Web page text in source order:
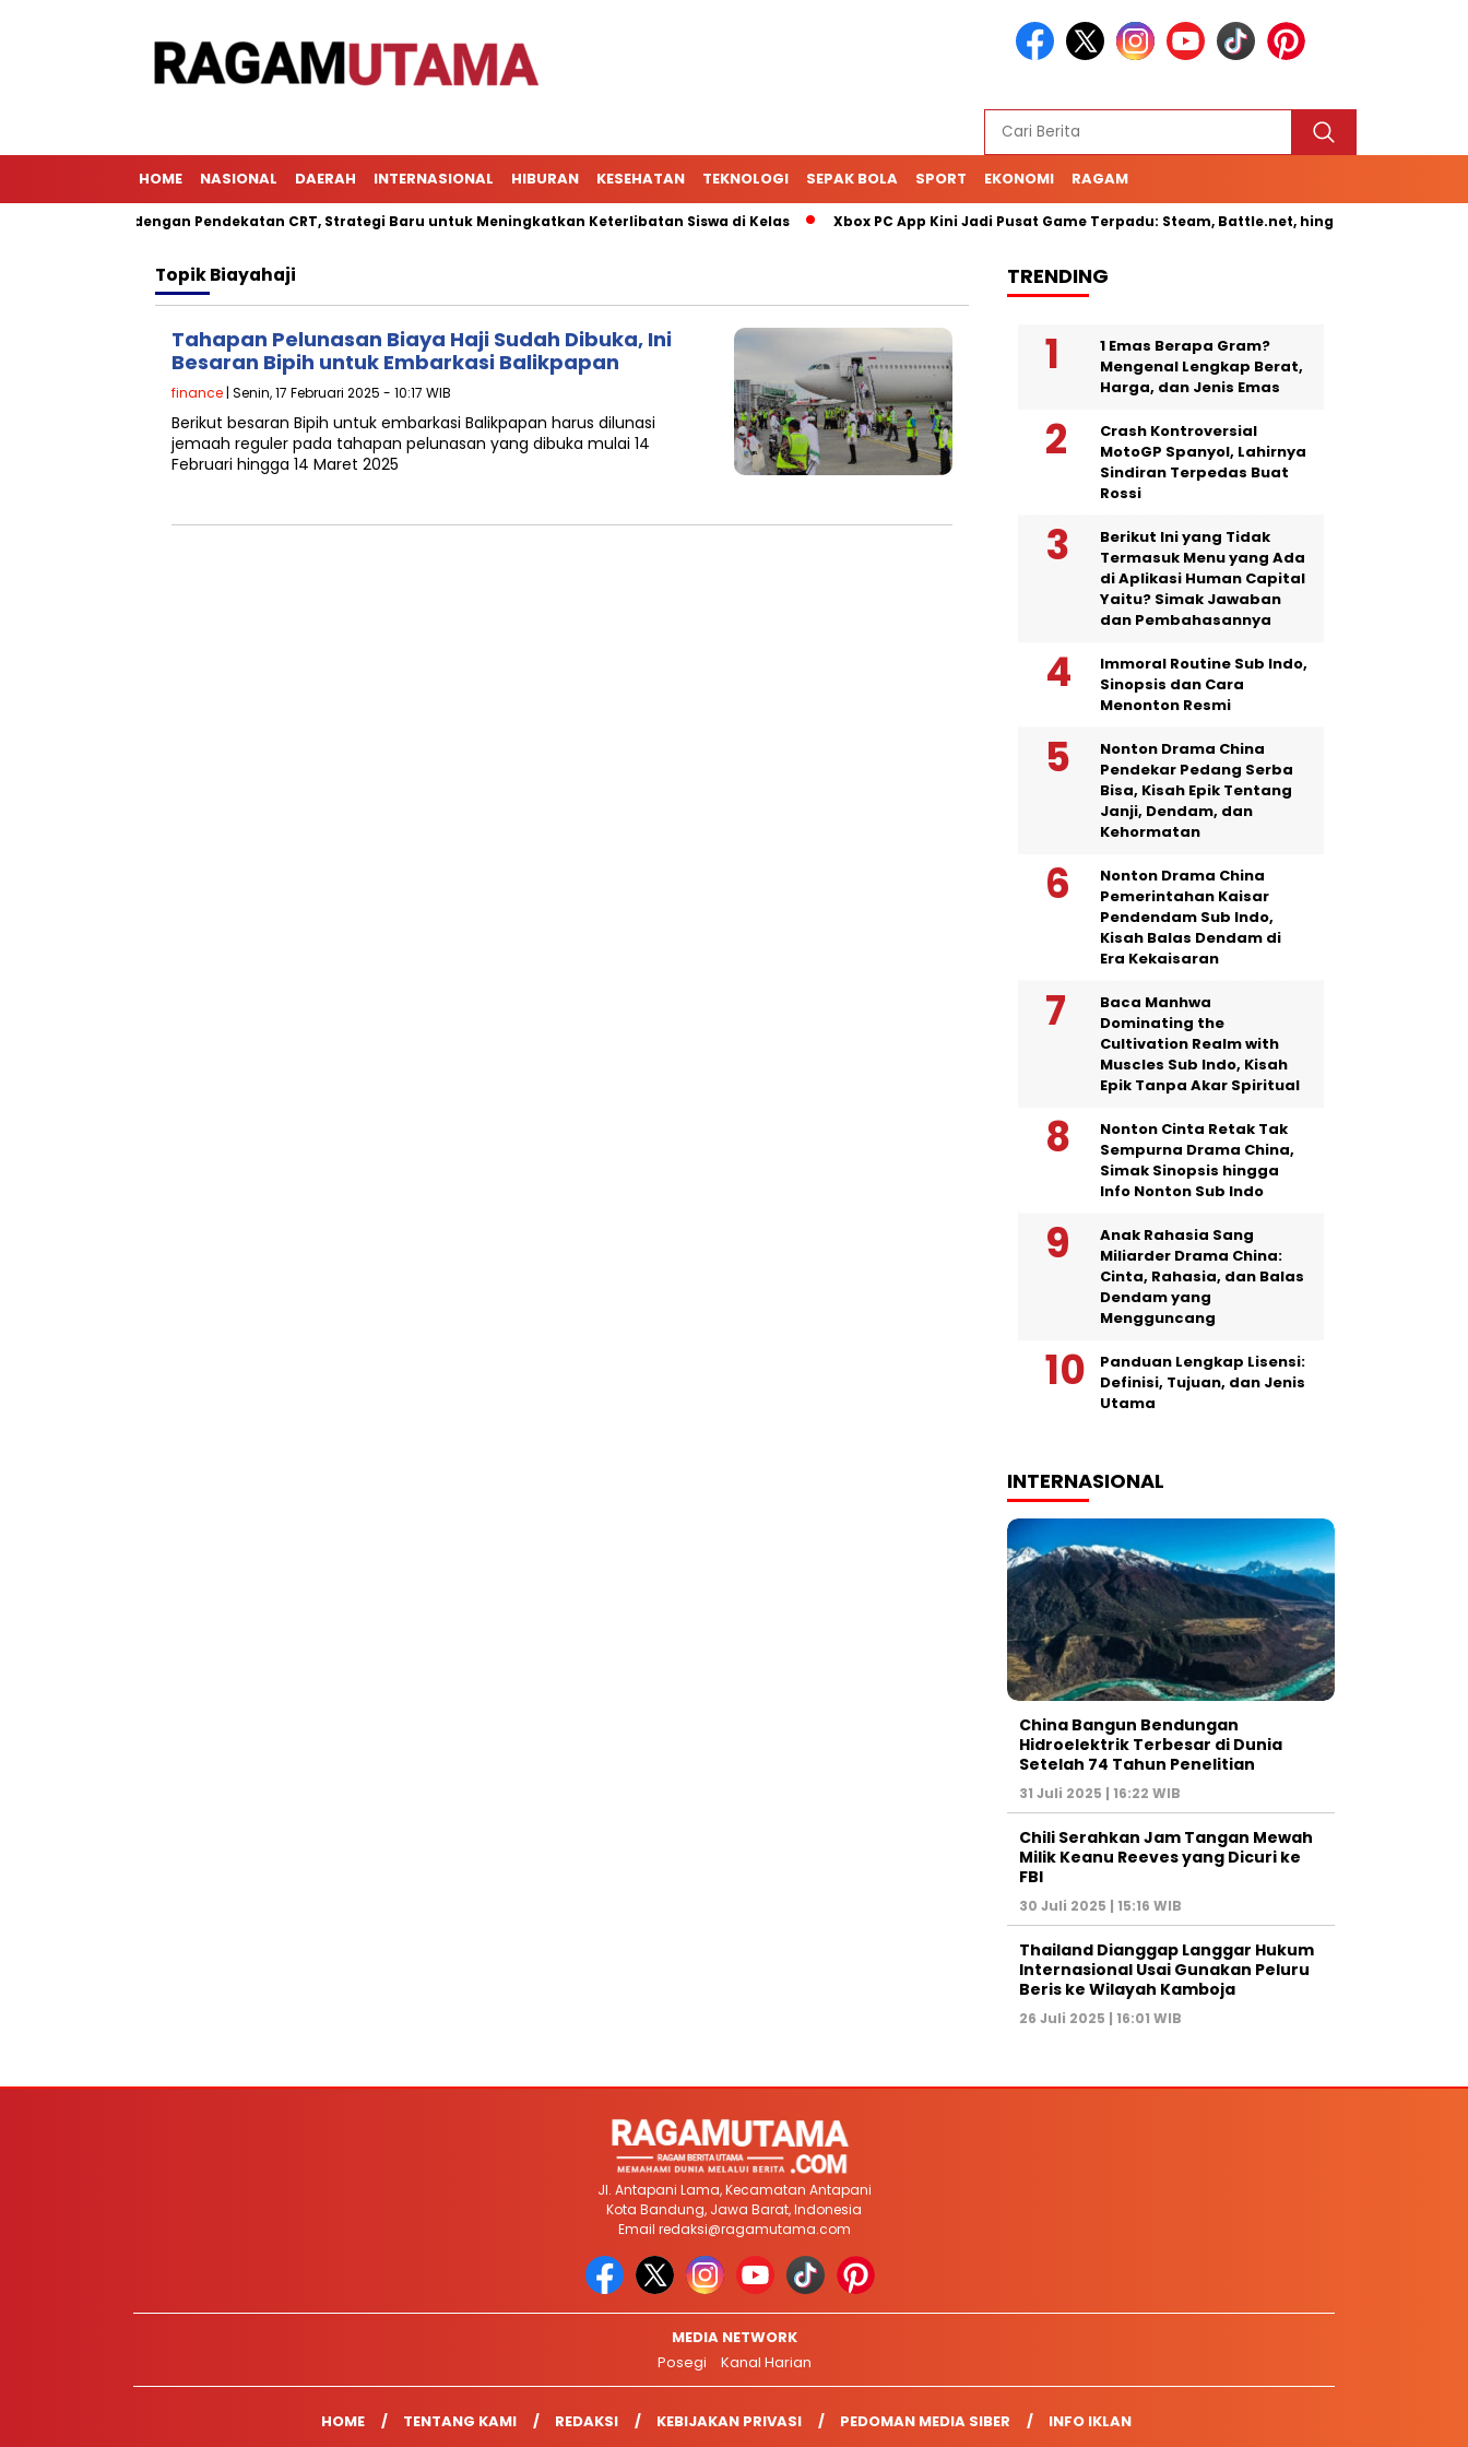
HOME NASIONAL DAERAH INTERNASIONAL HIBURAN KESEHATAN TEKNOLOGI SEPAK BOLA SPORT EKONOMI RAGAM
dengan Pendekatan CRT, Strategi Baru untuk Meningkatkan Keterlibatan Siswa di Kelas Xbox PC App Kini Jadi Pusat Game Terpadu: Steam, Battle.net, hingga Cloud Gaming
TopikBiayahaji
Tahapan Pelunasan Biaya Haji Sudah Dibuka, Ini
Besaran Bipih untuk Embarkasi Balikpapan
finance | Senin, 17 Februari 2025 - 10:17 WIB
Berikut besaran Bipih untuk embarkasi Balikpapan harus dilunasi
jemaah reguler pada tahapan pelunasan yang dibuka mulai 14
Februari hingga 14 Maret 2025
TRENDING
1 Emas Berapa Gram?
Mengenal Lengkap Berat,
Harga, dan Jenis Emas
Crash Kontroversial
MotoGP Spanyol, Lahirnya
Sindiran Terpedas Buat
Rossi
Berikut Ini yang Tidak
Termasuk Menu yang Ada
di Aplikasi Human Capital
Yaitu? Simak Jawaban
dan Pembahasannya
Immoral Routine Sub Indo,
Sinopsis dan Cara
Menonton Resmi
Nonton Drama China
Pendekar Pedang Serba
Bisa, Kisah Epik Tentang
Janji, Dendam, dan
Kehormatan
Nonton Drama China
Pemerintahan Kaisar
Pendendam Sub Indo,
Kisah Balas Dendam di
Era Kekaisaran
Baca Manhwa
Dominating the
Cultivation Realm with
Muscles Sub Indo, Kisah
Epik Tanpa Akar Spiritual
Nonton Cinta Retak Tak
Sempurna Drama China,
Simak Sinopsis hingga
Info Nonton Sub Indo
Anak Rahasia Sang
Miliarder Drama China:
Cinta, Rahasia, dan Balas
Dendam yang
Mengguncang
Panduan Lengkap Lisensi:
Definisi, Tujuan, dan Jenis
Utama
INTERNASIONAL
China Bangun Bendungan
Hidroelektrik Terbesar di Dunia
Setelah 74 Tahun Penelitian
31 Juli 2025 | 16:22 WIB
Chili Serahkan Jam Tangan Mewah
Milik Keanu Reeves yang Dicuri ke
FBI
30 Juli 2025 | 15:16 WIB
Thailand Dianggap Langgar Hukum
Internasional Usai Gunakan Peluru
Beris ke Wilayah Kamboja
26 Juli 2025 | 16:01 WIB
Jl. Antapani Lama, Kecamatan Antapani
Kota Bandung, Jawa Barat, Indonesia
Email redaksi@ragamutama.com
MEDIA NETWORK
Posegi
Kanal Harian
HOME TENTANG KAMI REDAKSI KEBIJAKAN PRIVASI PEDOMAN MEDIA SIBER INFO IKLAN